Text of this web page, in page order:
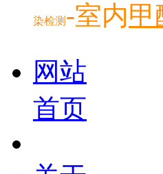
染检测 -室内甲
网站
首页